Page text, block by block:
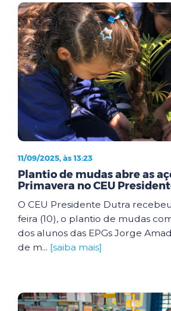
11/09/2025, às 13:23
Plantio de mudas abre as
Primavera no CEU
O CEU Presidente Dutra
feira (10), o plantio de mudas
dos alunos das EPGs Jorge
de m... [saiba mais]